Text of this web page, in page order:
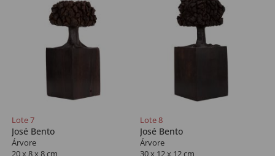
Lote 7
José Bento
Árvore
20 x 8 x 8 cm
Lote 8
José Bento
Árvore
30 x 12 x 12 cm